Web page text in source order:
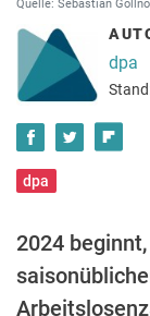
Quelle: Sebastian
dpa
dpa
2024